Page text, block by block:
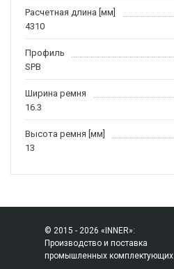
Расчетная длина [мм]
4310
Профиль
SPB
Ширина ремня
16.3
Высота ремня [мм]
13
© 2015 - 2026 «INNER»:
Производство и поставка
промышленных комплектующих